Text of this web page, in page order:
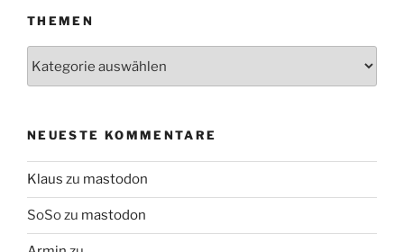
THEMEN
NEUESTE KOMMENTARE
Klaus zu mastodon
SoSozu mastodon